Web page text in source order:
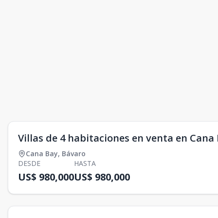
Villas de 4 habitaciones en venta en Cana
Cana Bay, Bávaro
DESDE
US$ 980,000
HASTA
US$ 980,000